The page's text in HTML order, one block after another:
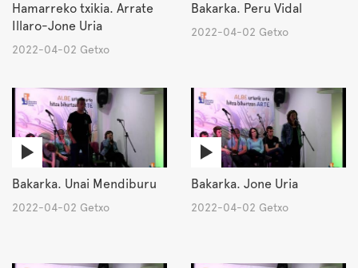
Hamarreko txikia. Arrate
Illaro-Jone Uria
2022-04-02 Getxo
Bakarka. Peru Vidal
2022-04-02 Getxo
Bakarka. Unai Mendiburu
2022-04-02 Getxo
Bakarka. Jone Uria
2022-04-02 Getxo